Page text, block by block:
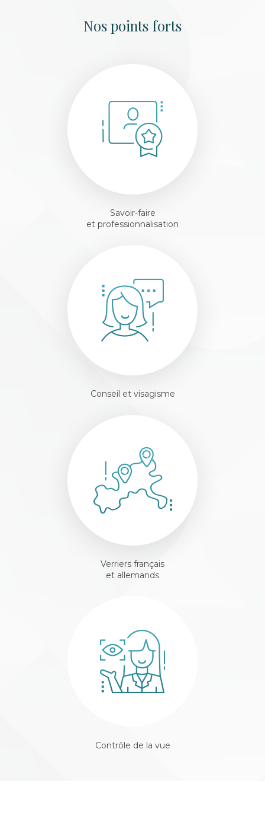
Nos points forts
Savoir-faire
et professionnalisation
Conseil et visagisme
Verriers français
et allemands
Contrôle de la vue